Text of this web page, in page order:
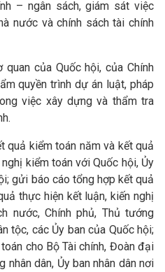
– ngân sách, giám sát việc
nước và chính sách tài chính
của Quốc hội, của Chính
quyền trình dự án luật, pháp
việc xây dựng và thẩm tra
quả kiểm toán năm và kết quả
kiểm toán với Quốc hội, Ủy
gửi báo cáo tổng hợp kết quả
thực hiện kết luận, kiến nghị
nước, Chính phủ, Thủ tướng
tộc, các Ủy ban của Quốc hội;
cho Bộ Tài chính, Đoàn đại
nhân dân, Ủy ban nhân dân nơi